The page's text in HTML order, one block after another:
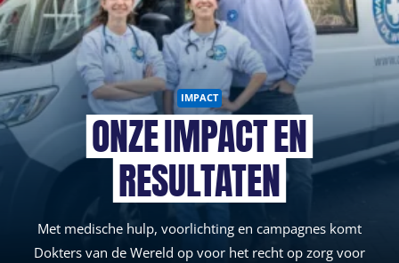
IMPACT
ONZEIMPACTEN
RESULTATEN
Met medische hulp, voorlichting en campagnes komt
Dokters van de Wereld op voor het recht op zorg voor